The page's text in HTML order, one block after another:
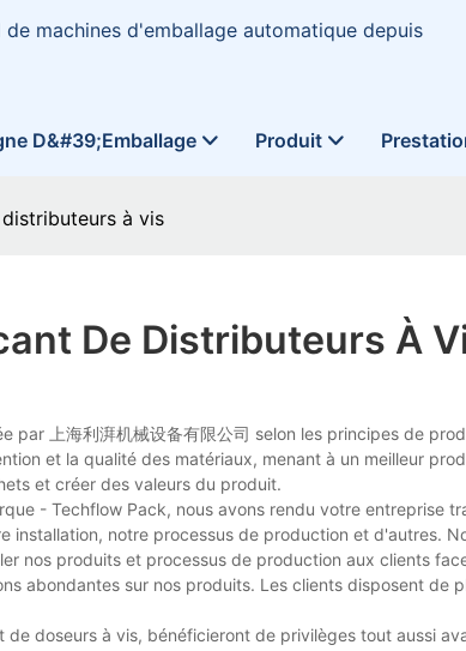
machines d'emballage automatique depuis
D&#39;emballage Produit
à vis
De Distributeurs À
上海利湃机械设备有限公司 selon les principes de
et la qualité des matériaux, menant à un meilleur
et créer des valeurs du produit.
- Techflow Pack, nous avons rendu votre entreprise
notre processus de production et d'autres.
nos produits et processus de production aux clients
abondantes sur nos produits. Les clients disposent de
doseurs à vis, bénéficieront de privilèges tout aussi